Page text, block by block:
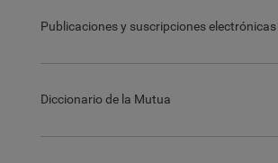
Publicaciones y suscripciones electrónicas
Diccionario de la Mutua